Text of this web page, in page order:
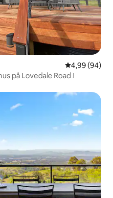
4,99 av 5 i
4,99 (94)
på Lovedale Road !